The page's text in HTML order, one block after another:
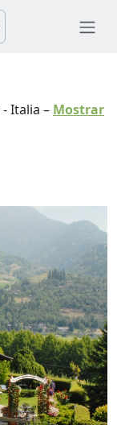
-Italia – Mostrar